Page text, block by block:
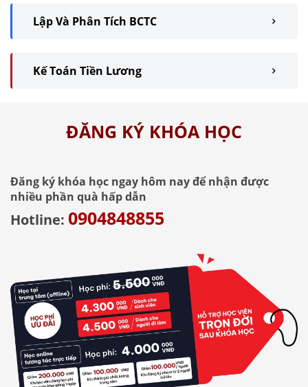
Lập Và Phân Tích BCTC
Kế Toán Tiền Lương
ĐĂNG KÝ KHÓA HỌC
Đăng ký khóa học ngay hôm nay để nhận được
nhiều phần quà hấp dẫn
Hotline: 0904848855